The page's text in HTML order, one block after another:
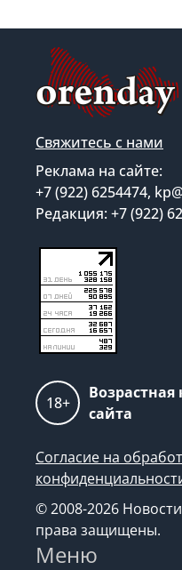
Свяжитесь с нами
Реклама на сайте:
+7 (922) 6254474,
Редакция: +7 (922)
18+
Возрастная
сайта
Согласие на
© 2008-2026
права защищены.
Меню